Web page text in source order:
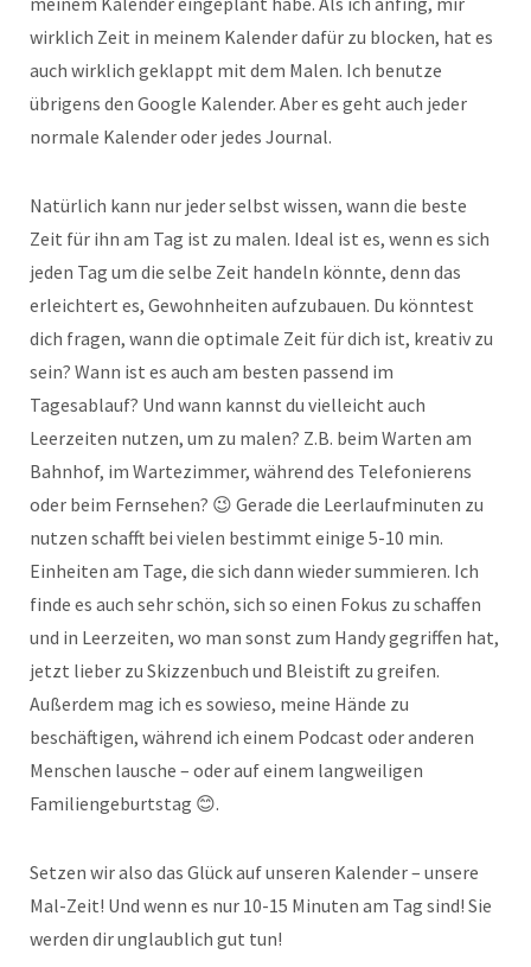
wirklich Zeit in meinem Kalender dafür zu blocken, hat es
auch wirklich geklappt mit dem Malen. Ich benutze
übrigens den Google Kalender. Aber es geht auch jeder
normale Kalender oder jedes Journal.
Natürlich kann nur jeder selbst wissen, wann die beste
Zeit für ihn am Tag ist zu malen. Ideal ist es, wenn es sich
jeden Tag um die selbe Zeit handeln könnte, denn das
erleichtert es, Gewohnheiten aufzubauen. Du könntest
dich fragen, wann die optimale Zeit für dich ist, kreativ zu
sein? Wann ist es auch am besten passend im
Tagesablauf? Und wann kannst du vielleicht auch
Leerzeiten nutzen, um zu malen? Z.B. beim Warten am
Bahnhof, im Wartezimmer, während des Telefonierens
oder beim Fernsehen? 😉 Gerade die Leerlaufminuten zu
nutzen schafft bei vielen bestimmt einige 5-10 min.
Einheiten am Tage, die sich dann wieder summieren. Ich
finde es auch sehr schön, sich so einen Fokus zu schaffen
und in Leerzeiten, wo man sonst zum Handy gegriffen hat,
jetzt lieber zu Skizzenbuch und Bleistift zu greifen.
Außerdem mag ich es sowieso, meine Hände zu
beschäftigen, während ich einem Podcast oder anderen
Menschen lausche – oder auf einem langweiligen
Familiengeburtstag 😊.
Setzen wir also das Glück auf unseren Kalender – unsere
Mal-Zeit! Und wenn es nur 10-15 Minuten am Tag sind! Sie
werden dir unglaublich gut tun!